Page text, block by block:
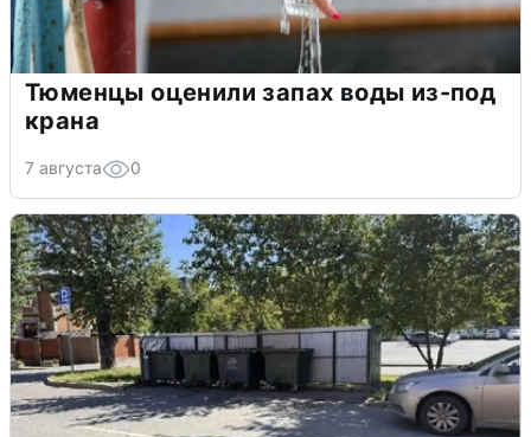
Тюменцы оценили запах воды из-под
крана
7 августа 0